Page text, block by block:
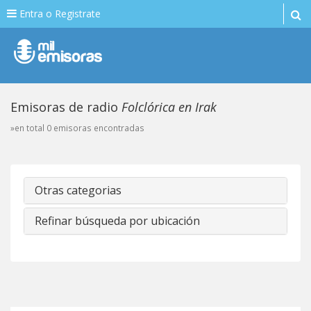
Entra o Registrate
Emisoras de radio Folclórica en Irak
»en total 0 emisoras encontradas
Otras categorias
Refinar búsqueda por ubicación